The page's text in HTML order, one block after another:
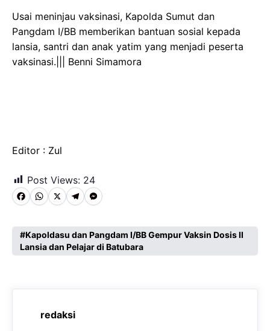
Usai meninjau vaksinasi, Kapolda Sumut dan
Pangdam I/BB memberikan bantuan sosial kepada
lansia, santri dan anak yatim yang menjadi peserta
vaksinasi.||| Benni Simamora
Editor : Zul
Post Views: 24
F
c
e
o
W
a
t
A
p
X T
l
e
r
a
M
s
s
n
Kapoldasu dan Pangdam I/BB Gempur Vaksin Dosis II
Lansia dan Pelajar di Batubara
redaksi